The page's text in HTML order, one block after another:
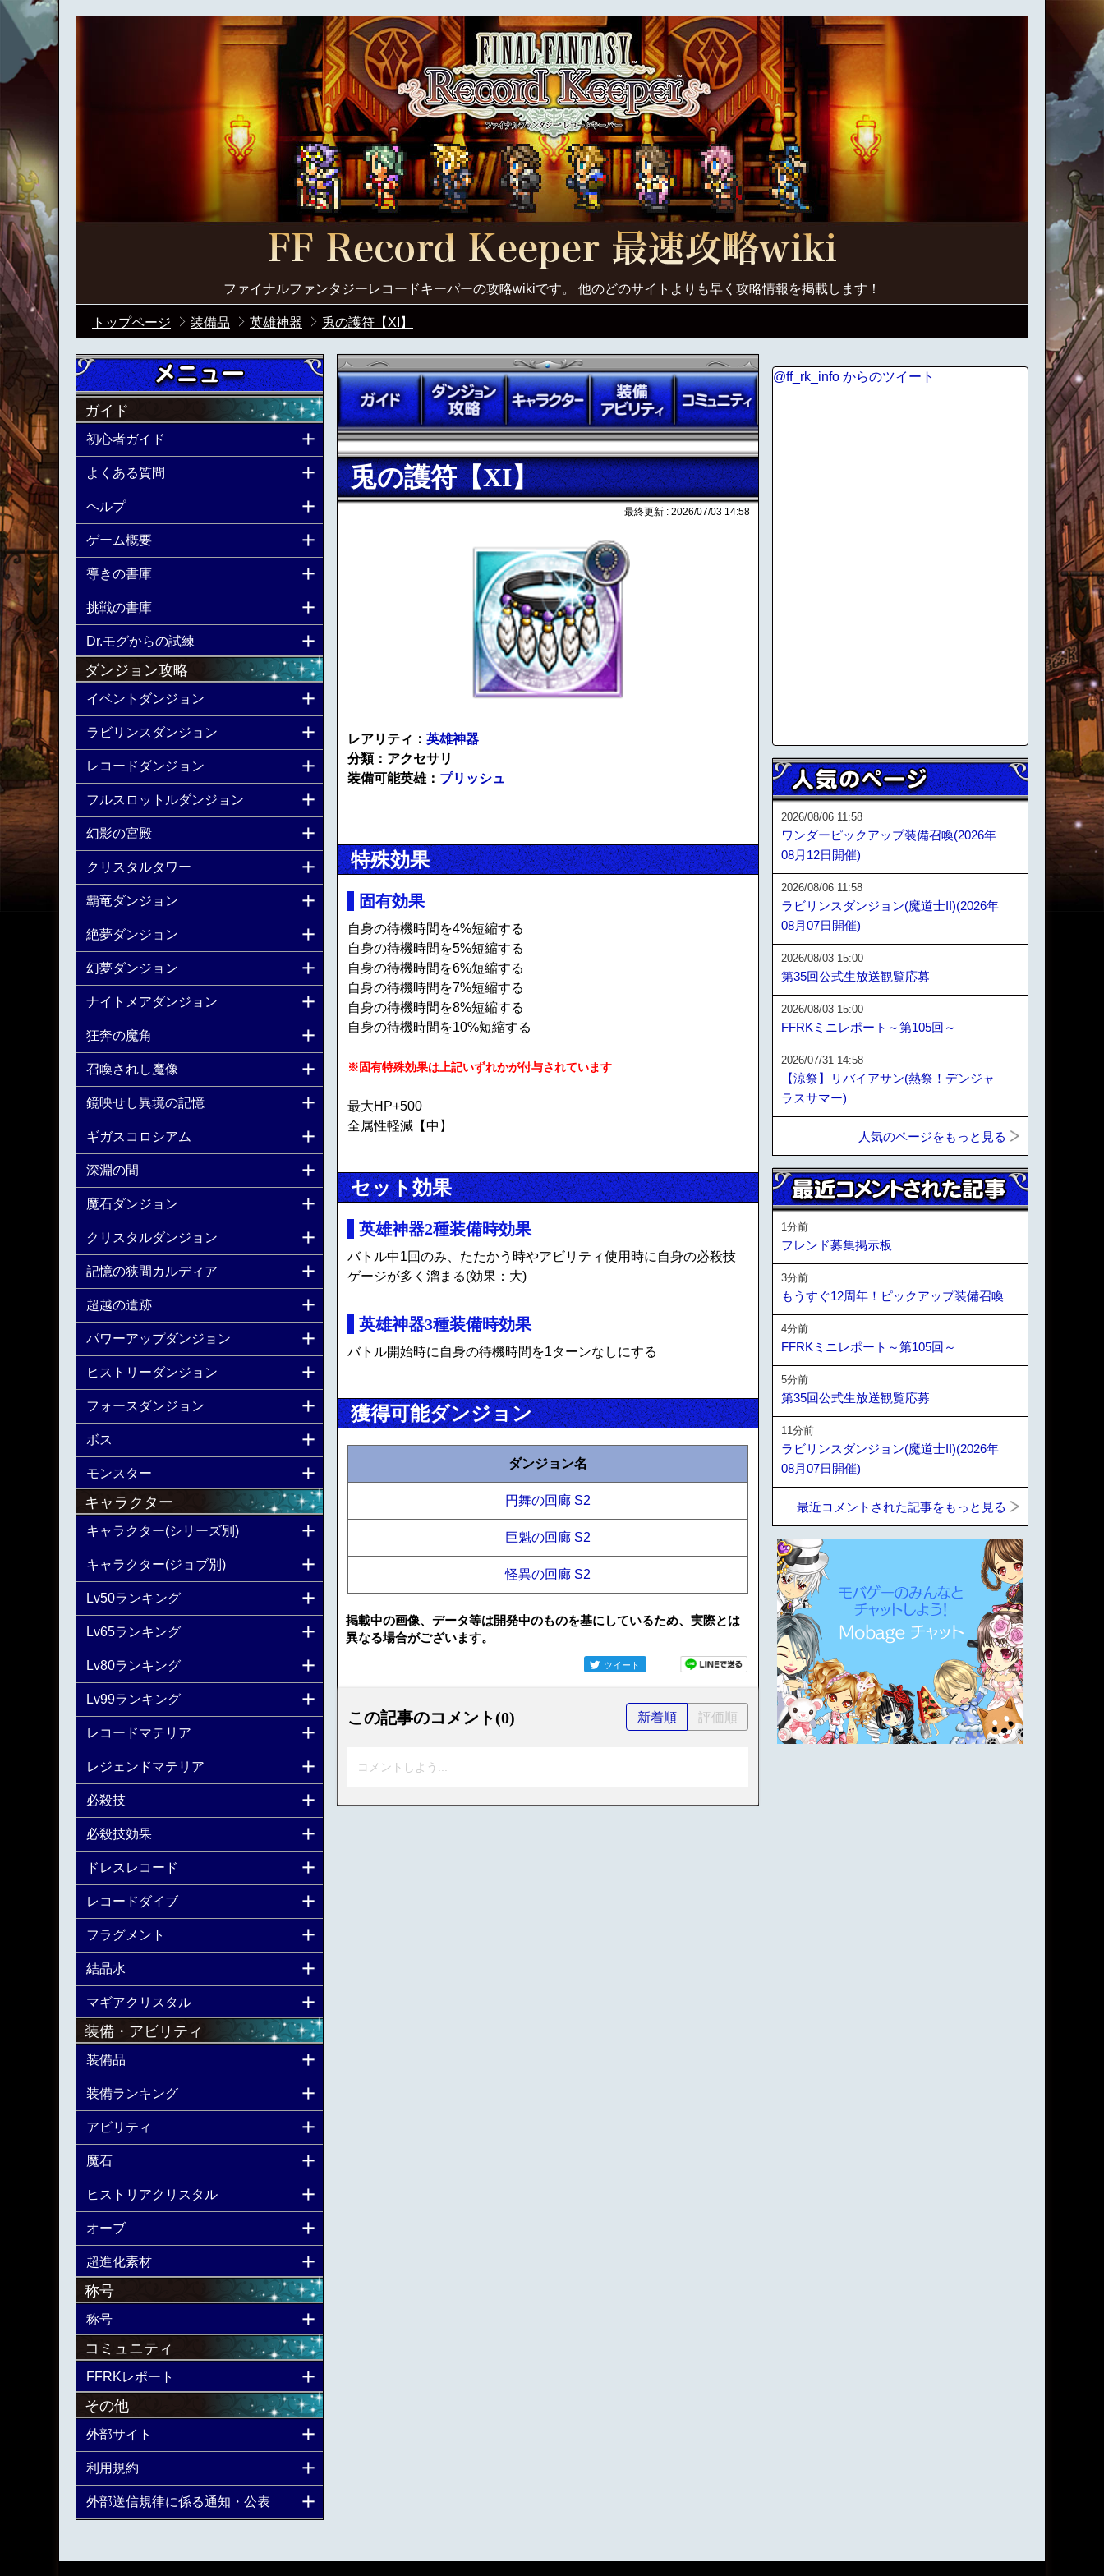
ファイナルファンタジーレコードキーパーの攻略wikiです。 他のどのサイトよりも早く攻略情報を掲載します！
トップページ 装備品 英雄神器 兎の護符【XI】
兎の護符【XI】
最終更新 : 2026/07/03 14:58
レアリティ： 英雄神器
分類：アクセサリ
装備可能英雄： プリッシュ
特殊効果
固有効果
自身の待機時間を4%短縮する
自身の待機時間を5%短縮する
自身の待機時間を6%短縮する
自身の待機時間を7%短縮する
自身の待機時間を8%短縮する
自身の待機時間を10%短縮する
※固有特殊効果は上記いずれかが付与されています
最大HP+500
全属性軽減【中】
セット効果
英雄神器2種装備時効果
バトル中1回のみ、たたかう時やアビリティ使用時に自身の必殺技
ゲージが多く溜まる(効果：大)
英雄神器3種装備時効果
バトル開始時に自身の待機時間を1ターンなしにする
獲得可能ダンジョン
ダンジョン名
円舞の回廊 S2
巨魁の回廊 S2
怪異の回廊 S2
掲載中の画像、データ等は開発中のものを基にしているため、実際とは
異なる場合がございます。
ツイート
この記事のコメント(0) 新着順 評価順
コメントしよう...
ガイド
初心者ガイド
よくある質問
ヘルプ
ゲーム概要
導きの書庫
挑戦の書庫
Dr.モグからの試練
ダンジョン攻略
イベントダンジョン
ラビリンスダンジョン
レコードダンジョン
フルスロットルダンジョン
幻影の宮殿
クリスタルタワー
覇竜ダンジョン
絶夢ダンジョン
幻夢ダンジョン
ナイトメアダンジョン
狂奔の魔角
召喚されし魔像
鏡映せし異境の記憶
ギガスコロシアム
深淵の間
魔石ダンジョン
クリスタルダンジョン
記憶の狭間カルディア
超越の遺跡
パワーアップダンジョン
ヒストリーダンジョン
フォースダンジョン
ボス
モンスター
キャラクター
キャラクター(シリーズ別)
キャラクター(ジョブ別)
Lv50ランキング
Lv65ランキング
Lv80ランキング
Lv99ランキング
レコードマテリア
レジェンドマテリア
必殺技
必殺技効果
ドレスレコード
レコードダイブ
フラグメント
結晶水
マギアクリスタル
装備・アビリティ
装備品
装備ランキング
アビリティ
魔石
ヒストリアクリスタル
オーブ
超進化素材
称号
称号
コミュニティ
FFRKレポート
その他
外部サイト
利用規約
外部送信規律に係る通知・公表
@ff_rk_info からのツイート
2026/08/06 11:58
ワンダーピックアップ装備召喚(2026年
08月12日開催)
2026/08/06 11:58
ラビリンスダンジョン(魔道士II)(2026年
08月07日開催)
2026/08/03 15:00
第35回公式生放送観覧応募
2026/08/03 15:00
FFRKミニレポート～第105回～
2026/07/31 14:58
【涼祭】リバイアサン(熱祭！デンジャ
ラスサマー)
人気のページをもっと見る
1分前
フレンド募集掲示板
3分前
もうすぐ12周年！ピックアップ装備召喚
4分前
FFRKミニレポート～第105回～
5分前
第35回公式生放送観覧応募
11分前
ラビリンスダンジョン(魔道士II)(2026年
08月07日開催)
最近コメントされた記事をもっと見る